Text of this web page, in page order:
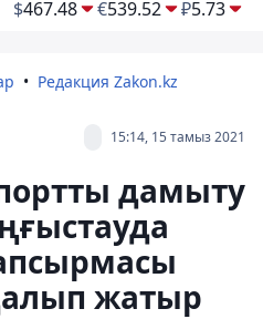
$467.48 €539.52 ₽5.73
Редакция Zakon.kz
15:14, 15 тамыз 2021
дамыту
жатыр